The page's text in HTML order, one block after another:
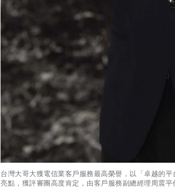
台灣大哥大獲電信業客戶服務最高榮譽，以「卓越的
亮點，獲評審團高度肯定，由客戶服務副總經理周震平